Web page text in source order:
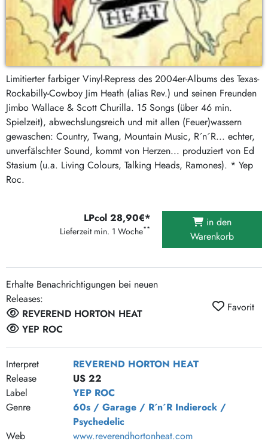
Limitierter farbiger Vinyl-Repress des 2004er-Albums des Texas-
Rockabilly-Cowboy Jim Heath (alias Rev.) und seinen Freunden
Jimbo Wallace & Scott Churilla. 15 Songs (über 46 min.
Spielzeit), abwechslungsreich und mit allen (Feuer)wassern
gewaschen: Country, Twang, Mountain Music, R´n´R... echter,
unverfälschter Sound, kommt von Herzen... produziert von Ed
Stasium (u.a. Living Colours, Talking Heads, Ramones). * Yep
Roc.
LPcol 28,90€*
Lieferzeit min. 1 Woche**
in den
Warenkorb
Erhalte Benachrichtigungen bei neuen
Releases:
REVEREND HORTON HEAT
YEP ROC
Favorit
Interpret
REVEREND HORTON HEAT
Release
US 22
Label
YEP ROC
Genre
60s / Garage / R´n´R Indierock /
Psychedelic
Web
www.reverendhortonheat.com